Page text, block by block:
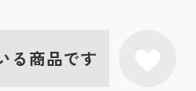
る商品です